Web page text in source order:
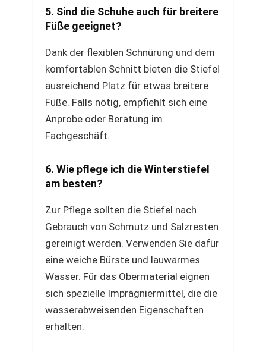
5. Sind die Schuhe auch für breitere
Füße geeignet?
Dank der flexiblen Schnürung und dem
komfortablen Schnitt bieten die Stiefel
ausreichend Platz für etwas breitere
Füße. Falls nötig, empfiehlt sich eine
Anprobe oder Beratung im
Fachgeschäft.
6. Wie pflege ich die Winterstiefel
am besten?
Zur Pflege sollten die Stiefel nach
Gebrauch von Schmutz und Salzresten
gereinigt werden. Verwenden Sie dafür
eine weiche Bürste und lauwarmes
Wasser. Für das Obermaterial eignen
sich spezielle Imprägniermittel, die die
wasserabweisenden Eigenschaften
erhalten.